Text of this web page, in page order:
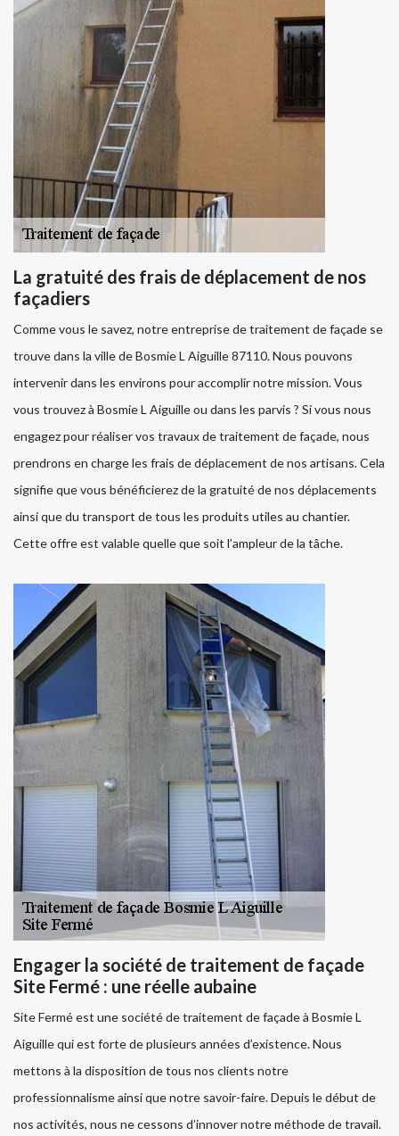
La gratuité des frais de déplacement de nos
façadiers
Comme vous le savez, notre entreprise de traitement de façade se
trouve dans la ville de Bosmie L Aiguille 87110. Nous pouvons
intervenir dans les environs pour accomplir notre mission. Vous
vous trouvez à Bosmie L Aiguille ou dans les parvis ? Si vous nous
engagez pour réaliser vos travaux de traitement de façade, nous
prendrons en charge les frais de déplacement de nos artisans. Cela
signifie que vous bénéficierez de la gratuité de nos déplacements
ainsi que du transport de tous les produits utiles au chantier.
Cette offre est valable quelle que soit l’ampleur de la tâche.
Engager la société de traitement de façade
Site Fermé : une réelle aubaine
Site Fermé est une société de traitement de façade à Bosmie L
Aiguille qui est forte de plusieurs années d’existence. Nous
mettons à la disposition de tous nos clients notre
professionnalisme ainsi que notre savoir-faire. Depuis le début de
nos activités, nous ne cessons d’innover notre méthode de travail.